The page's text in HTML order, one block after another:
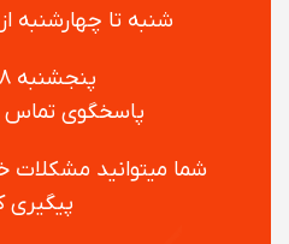
شنبه تا چهارشنبه از ساعت ۸
پنجشنبه ۸ الی ۱۴
پاسخگوی تماس
شما میتوانید مشکلات خود
پیگیری کنید